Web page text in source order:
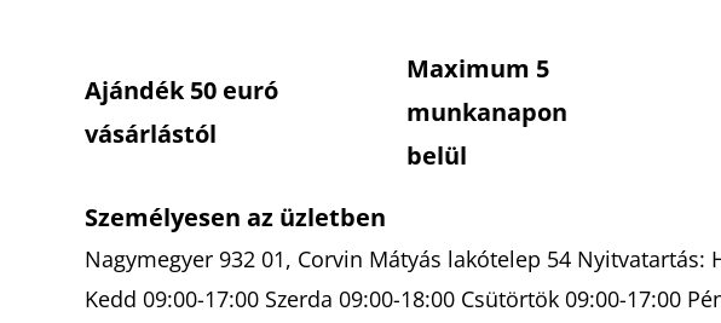
Ajándék 50 euró
vásárlástól
Maximum 5
munkanapon
belül
Személyesen az üzletben
Nagymegyer 932 01, Corvin Mátyás lakótelep 54 Nyitvatartás:
Kedd 09:00-17:00 Szerda 09:00-18:00 Csütörtök 09:00-17:00